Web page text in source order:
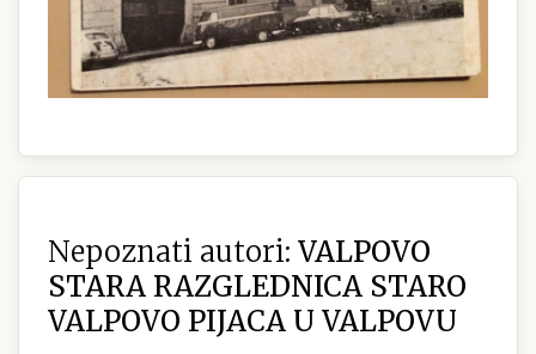
Nepoznati autori: VALPOVO
STARA RAZGLEDNICA STARO
VALPOVO PIJACA U VALPOVU